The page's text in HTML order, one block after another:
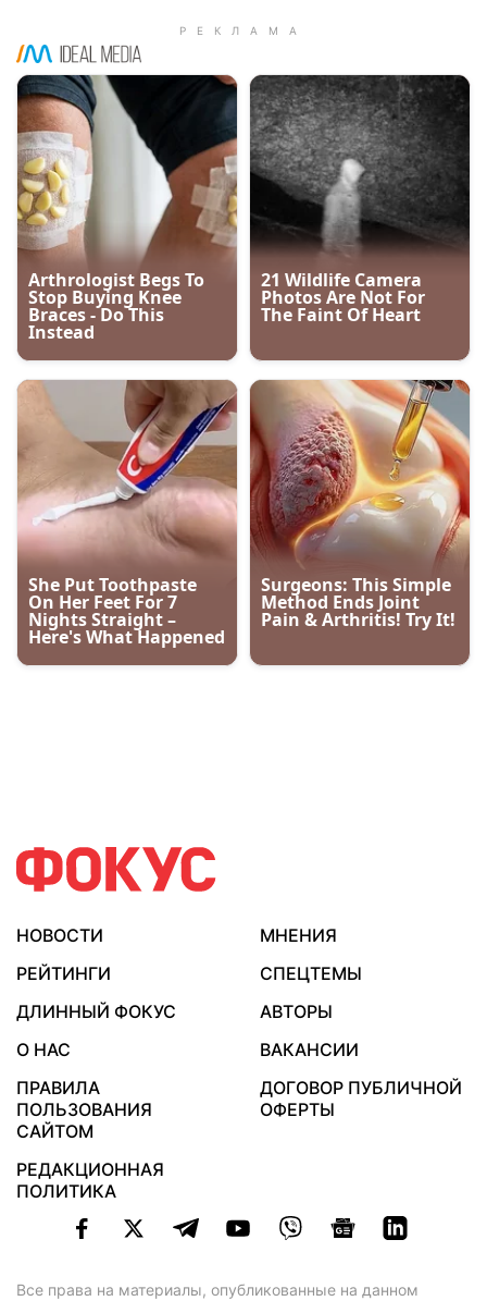
НОВОСТИ
МНЕНИЯ
РЕЙТИНГИ
СПЕЦТЕМЫ
ДЛИННЫЙ ФОКУС
АВТОРЫ
О НАС
ВАКАНСИИ
ПРАВИЛА
ПОЛЬЗОВАНИЯ
САЙТОМ
ДОГОВОР ПУБЛИЧНОЙ
ОФЕРТЫ
РЕДАКЦИОННАЯ
ПОЛИТИКА
Все права на материалы, опубликованные на данном